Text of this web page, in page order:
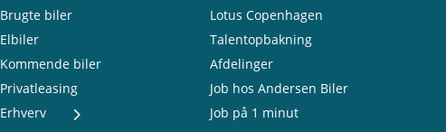
Brugte biler
Elbiler
Kommende biler
Privatleasing
Erhverv
Lotus Copenhagen
Talentopbakning
Afdelinger
Job hos Andersen Biler
Job på 1 minut